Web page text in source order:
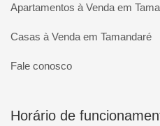
Apartamentos à Venda em
Casas à Venda em Tamandaré
Fale conosco
Horário de